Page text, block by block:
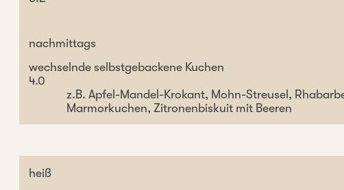
nachmittags
wechselnde selbstgebackene Kuchen
4.0
z.B. Apfel-Mandel-Krokant, Mohn-Streusel,
Marmorkuchen, Zitronenbiskuit mit Beeren
heiß